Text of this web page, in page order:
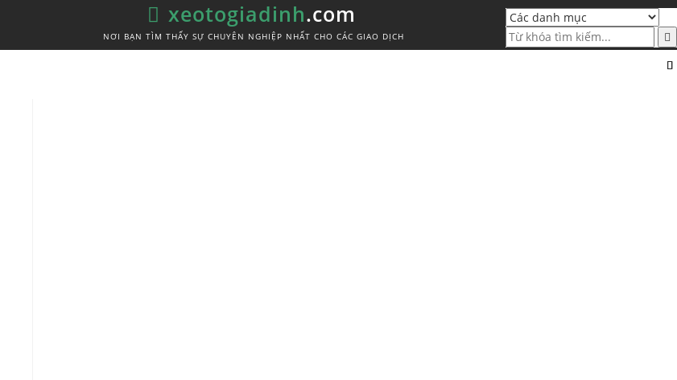
xeotogiadinh.com
NƠI BẠN TÌM THẤY SỰ CHUYÊN NGHIỆP NHẤT CHO CÁC GIAO DỊCH